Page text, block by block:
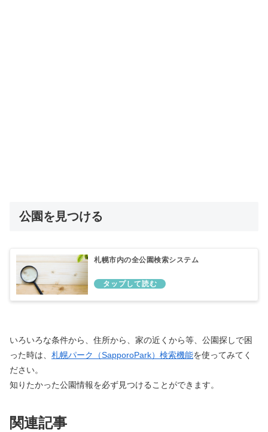
公園を見つける
札幌市内の全公園検索システム
いろいろな条件から、住所から、家の近くから等、公園探しで困
った時は、 札幌パーク（SapporoPark）検索機能を使ってみてく
ださい。
知りたかった公園情報を必ず見つけることができます。
関連記事